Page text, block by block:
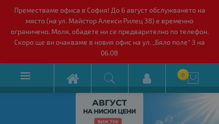
Преместваме офиса в София! До 6 август обслужването на
място (на ул. Майстор Алекси Рилец 38) е временно
ограничено. Моля, обадете ни се предварително по телефон.
Скоро ще ви очакваме в новия офис на ул. „Бяло поле“ 3 на
06.08
 0 